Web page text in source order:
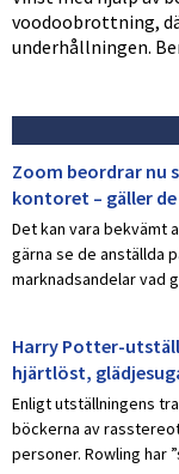
voodoobrottning,
underhållningen.
Zoom beordrar nu
kontoret – gäller
Det kan vara bekvämt
gärna se de anställda
marknadsandelar vad
Harry Potter-
hjärtlöst,
Enligt utställningens
böckerna av
personer. Rowling har